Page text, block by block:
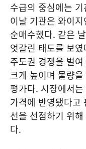
수급의 중심에는
이날 기관은 와이
순매수했다. 같은
엇갈린 태도를 보
주도권 경쟁을 벌
크게 높이며 물량
평가다. 시장에서
가격에 반영됐다고
선을 선점하기 위
다.